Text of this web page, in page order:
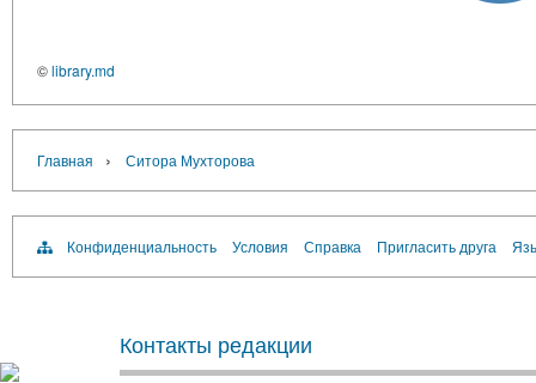
©library.md
Главная › Ситора Мухторова
Конфиденциальность Условия Справка Пригласить друга
Контакты редакции